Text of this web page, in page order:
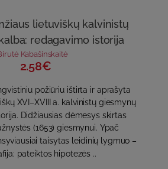
lietuviškų kalvinistų
redagavimo istorija
Kabašinskaitė
2.58€
požiūriu ištirta ir aprašyta
XVI–XVIII a. kalvinistų giesmynų
Didžiausias dėmesys skirtas
(1653) giesmynui. Ypač
taisytas leidinių lygmuo –
pateiktos hipotezės ..